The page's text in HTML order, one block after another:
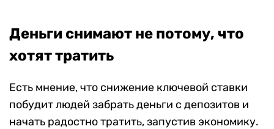
Деньги снимают не потому, что
хотят тратить
Есть мнение, что снижение ключевой ставки
побудит людей забрать деньги с депозитов и
начать радостно тратить, запустив экономику.